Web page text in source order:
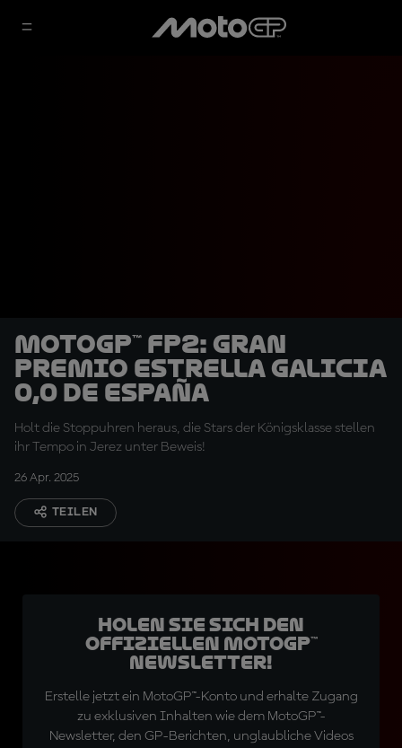
MotoGP™ FP2: Gran
Premio Estrella Galicia
0,0 de España
Holt die Stoppuhren heraus, die Stars der Königsklasse stellen
ihr Tempo in Jerez unter Beweis!
26 Apr. 2025
TEILEN
Holen Sie sich den
offiziellen MotoGP™
Newsletter!
Erstelle jetzt ein MotoGP™-Konto und erhalte Zugang
zu exklusiven Inhalten wie dem MotoGP™-
Newsletter, den GP-Berichten, unglaubliche Videos